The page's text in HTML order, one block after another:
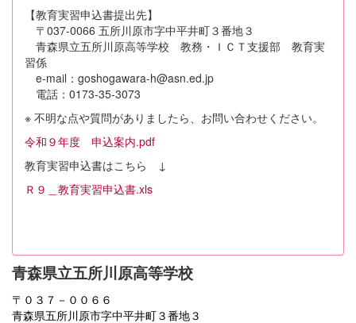
【教育実習申込書提出先】
〒037-0066 五所川原市字中平井町３番地３
青森県立五所川原高等学校 教務・ＩＣＴ支援部 教育実
習係
e-mail：goshogawara-h@asn.ed.jp
電話：0173-35-3073
※ 不明な点や質問がありましたら、お問い合わせください。
令和９年度 申込案内.pdf
教育実習申込書はこちら ↓
Ｒ９＿教育実習申込書.xls
青森県立五所川原高等学校
〒０３７－００６６
青森県五所川原市字中平井町３番地３